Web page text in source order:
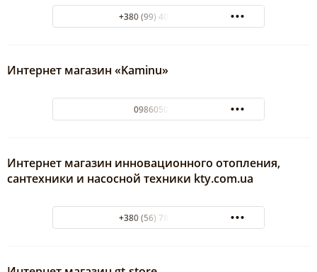
+380 (99) 401-88-85
Интернет магазин «Kaminu»
0986050154
Интернет магазин инновационного отопления,
сантехники и насосной техники kty.com.ua
+380 (56) 785-98-36